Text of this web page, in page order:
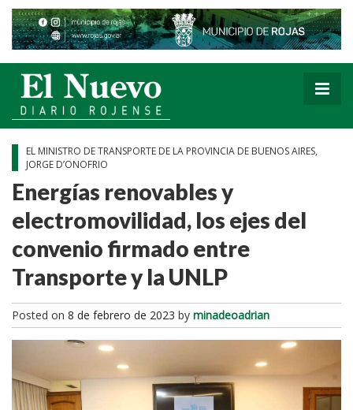
EL MINISTRO DE TRANSPORTE DE LA PROVINCIA DE BUENOS AIRES,
JORGE D’ONOFRIO
Energías renovables y
electromovilidad, los ejes del
convenio firmado entre
Transporte y la UNLP
Posted on 8 de febrero de 2023 by minadeoadrian